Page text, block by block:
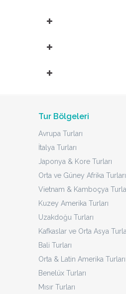
Tur Bölgeleri
Avrupa Turları
İtalya Turları
Japonya & Kore Turları
Orta ve Güney Afrika Turları
Vietnam & Kamboçya
Kuzey Amerika Turları
Uzakdoğu Turları
Kafkaslar ve Orta Asya
Bali Turları
Orta & Latin Amerika Turları
Benelüx Turları
Mısır Turları